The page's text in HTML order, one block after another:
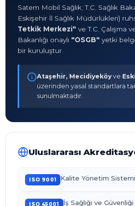
Satem Mobil Sağlık; T.C. Sağlık
Eskişehir İl Sağlık Müdürlükleri)
Tetkik Merkezi" ve T.C. Çalışma
Bakanlığı onaylı "OSGB" yetki
bir kuruluştur.
Ataşehir, Mecidiyeköyve
üzerinden yasal standartlara
sunulmaktadır.
Uluslararası
ISO 9001 Kalite Yönetim Sistemi
ISO 45001 İş Sağlığı ve